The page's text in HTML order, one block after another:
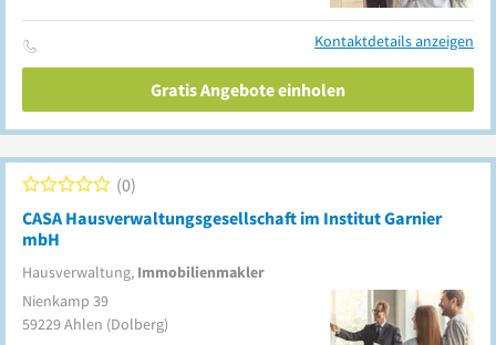
Kontaktdetails anzeigen
Gratis Angebote einholen
CASA Hausverwaltungsgesellschaft im Institut Garnier
mbH
Hausverwaltung, Immobilienmakler
0
Nienkamp 39
59229Ahlen (Dolberg)